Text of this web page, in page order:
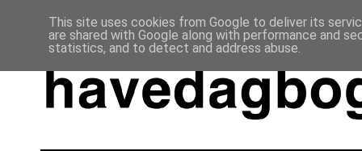
This site uses cookies from Google to deliver its
are shared with Google along with performance and
statistics, and to detect and address abuse.